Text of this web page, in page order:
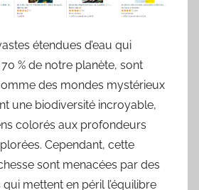
étendues d’eau qui
% de notre planète, sont
des mondes mystérieux
une biodiversité incroyable,
colorés aux profondeurs
Cependant, cette
sont menacées par des
mettent en péril l’équilibre